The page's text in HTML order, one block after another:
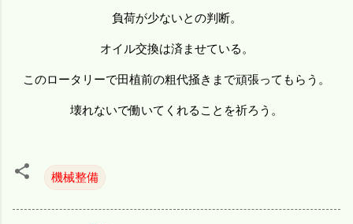
負荷が少ないとの判断。
オイル交換は済ませている。
このロータリーで田植前の粗代掻きまで頑張ってもらう。
壊れないで働いてくれることを祈ろう。
機械整備